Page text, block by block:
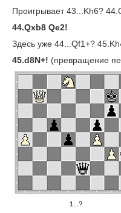
Проигрывает 43...Kh6?
44.Qxb8 Qe2!
Здесь уже 44...Qf1+?
45.d8N+! (превращение
1...?